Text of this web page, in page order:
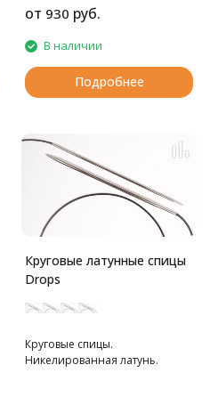
от 930 руб.
В наличии
Подробнее
Круговые латунные спицы
Drops
Круговые спицы.
Никелированная латунь.